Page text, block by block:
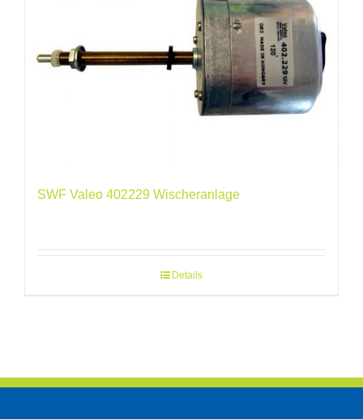
SWF Valeo 402229 Wischeranlage
Details